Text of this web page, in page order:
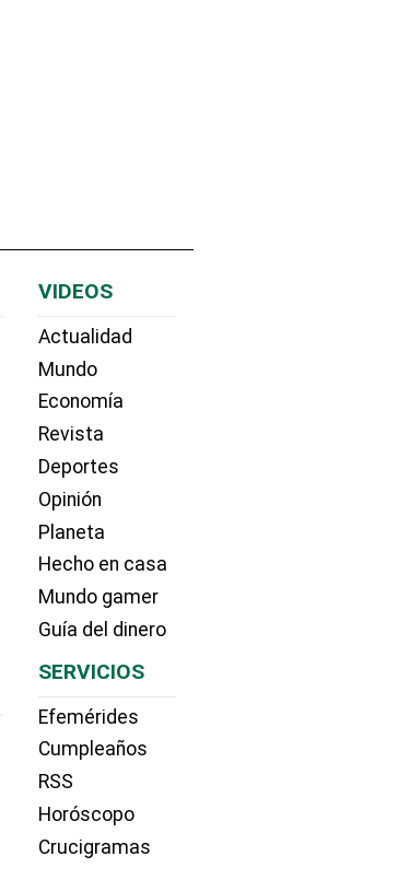
VIDEOS
Actualidad
Mundo
Economía
Revista
Deportes
Opinión
Planeta
Hecho en casa
Mundo gamer
Guía del dinero
SERVICIOS
Efemérides
Cumpleaños
RSS
Horóscopo
Crucigramas